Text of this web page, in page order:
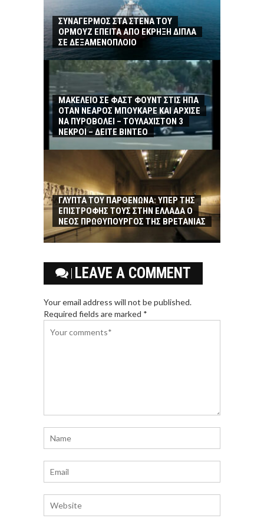
ΣΥΝΑΓΕΡΜΟΣ ΣΤΑ ΣΤΕΝΑ ΤΟΥ
ΟΡΜΟΥΖ ΕΠΕΙΤΑ ΑΠΟ ΕΚΡΗΞΗ ΔΙΠΛΑ
ΣΕ ΔΕΞΑΜΕΝΟΠΛΟΙΟ
ΜΑΚΕΛΕΙΟ ΣΕ ΦΑΣΤ ΦΟΥΝΤ ΣΤΙΣ ΗΠΑ
ΟΤΑΝ ΝΕΑΡΟΣ ΜΠΟΥΚΑΡΕ ΚΑΙ ΑΡΧΙΣΕ
ΝΑ ΠΥΡΟΒΟΛΕΙ – ΤΟΥΛΑΧΙΣΤΟΝ 3
ΝΕΚΡΟΙ – ΔΕΙΤΕ ΒΙΝΤΕΟ
ΓΛΥΠΤΑ ΤΟΥ ΠΑΡΘΕΝΩΝΑ: ΥΠΕΡ ΤΗΣ
ΕΠΙΣΤΡΟΦΗΣ ΤΟΥΣ ΣΤΗΝ ΕΛΛΑΔΑ Ο
ΝΕΟΣ ΠΡΩΘΥΠΟΥΡΓΟΣ ΤΗΣ ΒΡΕΤΑΝΙΑΣ
LEAVE A COMMENT
Your email address will not be published.
Required fields are marked *